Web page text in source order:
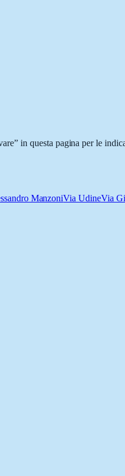
in questa pagina per le
ManzoniVia UdineVia